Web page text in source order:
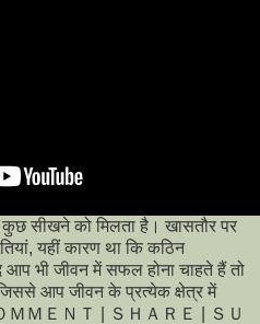
सीखने को मिलता है। खासतौर पर
यहीं कारण था कि कठिन
आप भी जीवन में सफल होना चाहते हैं तो
जिससे आप जीवन के प्रत्येक क्षेत्र में
ＭＥＮＴ | ＳＨＡＲＥ | ＳＵ